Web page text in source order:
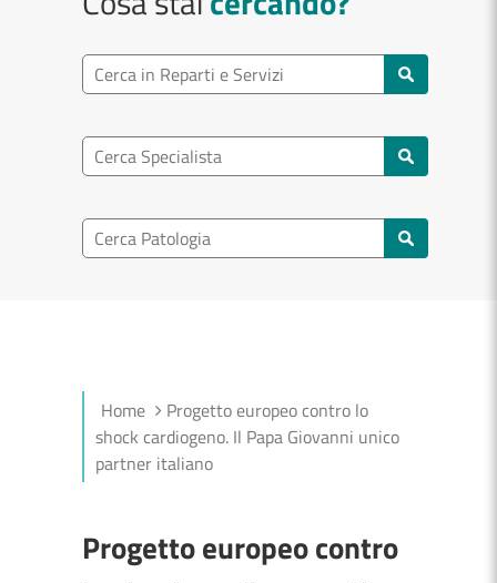
Ricerca reparto
Ricerca specialisti
Ricerca nel patologia
Home
Progetto europeo contro lo
shock cardiogeno. Il Papa Giovanni unico
partner italiano
Progetto europeo contro